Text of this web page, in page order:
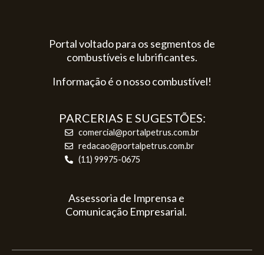
Portal voltado para os segmentos de
combustíveis e lubrificantes.
Informação é o nosso combustível!
PARCERIAS E SUGESTÕES:
comercial@portalpetrus.com.br
redacao@portalpetrus.com.br
(11) 99975-0675
Assessoria de Imprensa e
Comunicação Empresarial.